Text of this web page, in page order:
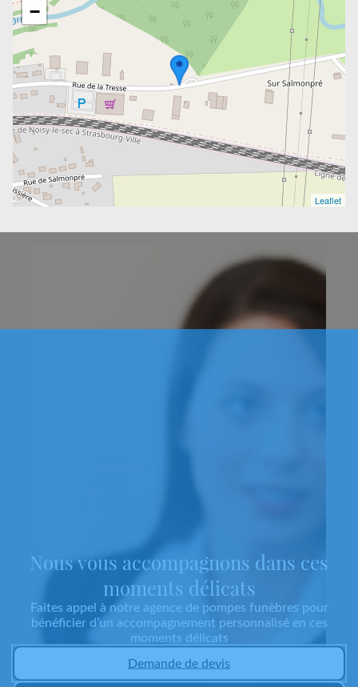
−
Leaflet
Nous vous accompagnons dans ces
moments délicats
Faites appel à notre agence de pompes funèbres pour
bénéficier d’un accompagnement personnalisé en ces
moments délicats
Demande de devis